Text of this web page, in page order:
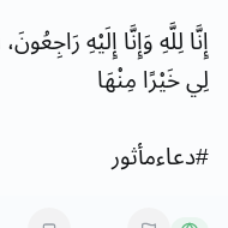
إِنَّالِلَّهِوَإِنَّاإِلَيْهِرَاجِعُونَ،
لِيخَيْرًامِنْهَا
#دعاءمأثور